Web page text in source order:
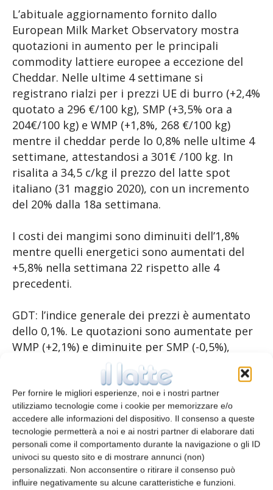
Per fornire le migliori esperienze, noi e i nostri partner
utilizziamo tecnologie come i cookie per memorizzare e/o
accedere alle informazioni del dispositivo. Il consenso a queste
tecnologie permetterà a noi e ai nostri partner di elaborare dati
personali come il comportamento durante la navigazione o gli ID
univoci su questo sito e di mostrare annunci (non)
personalizzati. Non acconsentire o ritirare il consenso può
influire negativamente su alcune caratteristiche e funzioni.
L’abituale aggiornamento fornito dallo
European Milk Market Observatory mostra
quotazioni in aumento per le principali
commodity lattiere europee a eccezione del
Cheddar. Nelle ultime 4 settimane si
registrano rialzi per i prezzi UE di burro (+2,4%
quotato a 296 €/100 kg), SMP (+3,5% ora a
204€/100 kg) e WMP (+1,8%, 268 €/100 kg)
mentre il cheddar perde lo 0,8% nelle ultime 4
settimane, attestandosi a 301€ /100 kg. In
risalita a 34,5 c/kg il prezzo del latte spot
italiano (31 maggio 2020), con un incremento
del 20% dalla 18a settimana.
I costi dei mangimi sono diminuiti dell’1,8%
mentre quelli energetici sono aumentati del
+5,8% nella settimana 22 rispetto alle 4
precedenti.
GDT: l’indice generale dei prezzi è aumentato
dello 0,1%. Le quotazioni sono aumentate per
WMP (+2,1%) e diminuite per SMP (-0,5%),
lattosio (-4,1%), burro (-4,4%) e cheddar (-5,3%)
all’ultima asta (2/06).
TAGS dairy dashboard